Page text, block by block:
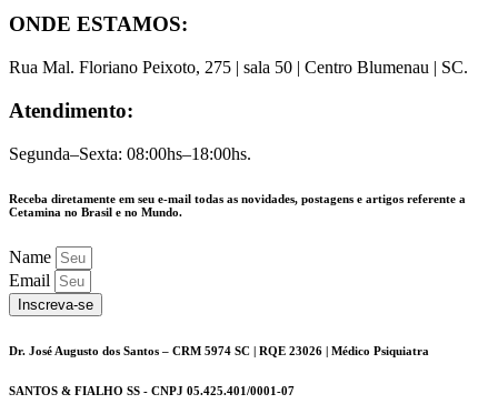
ONDE ESTAMOS:
Rua Mal. Floriano Peixoto, 275 | sala 50 | Centro Blumenau | SC.
Atendimento:
Segunda–Sexta: 08:00hs–18:00hs.
Receba diretamente em seu e-mail todas as novidades, postagens e artigos referente a
Cetamina no Brasil e no Mundo.
Name
Email
Inscreva-se
Dr. José Augusto dos Santos – CRM 5974 SC | RQE 23026 | Médico Psiquiatra
SANTOS & FIALHO SS - CNPJ 05.425.401/0001-07